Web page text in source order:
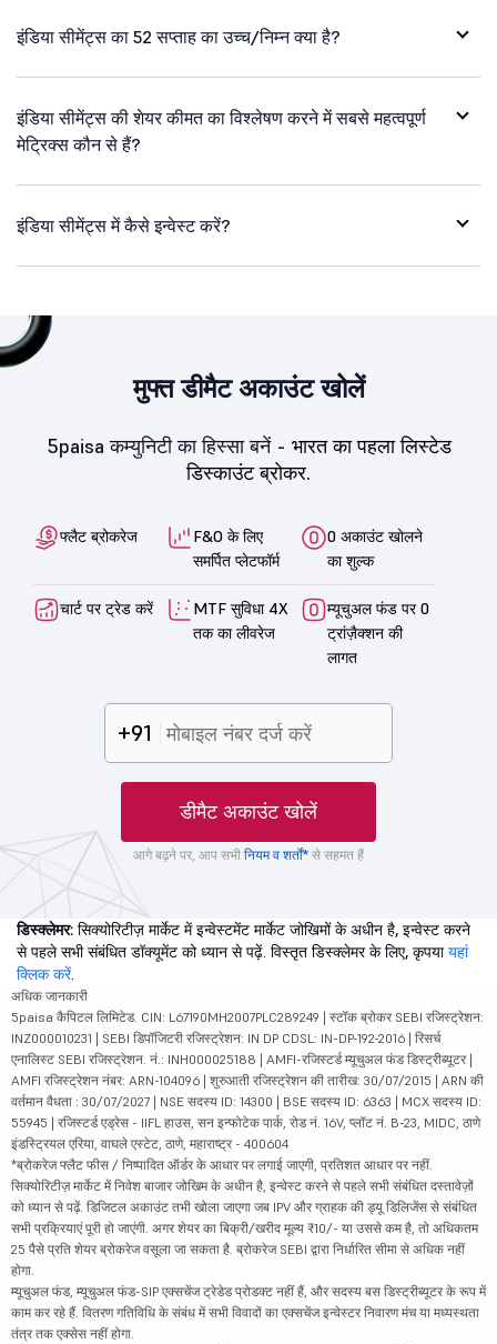
इंडिया सीमेंट्स का 52 सप्ताह का उच्च/निम्न क्या है?
इंडिया सीमेंट्स की शेयर कीमत का विश्लेषण करने में सबसे महत्वपूर्ण
मेट्रिक्स कौन से हैं?
इंडिया सीमेंट्स में कैसे इन्वेस्ट करें?
मुफ्त डीमैट अकाउंट खोलें
5paisa कम्युनिटी का हिस्सा बनें - भारत का पहला लिस्टेड
डिस्काउंट ब्रोकर.
फ्लैट ब्रोकरेज
F&O के लिए
समर्पित प्लेटफॉर्म
0 अकाउंट खोलने
का शुल्क
चार्ट पर ट्रेड करें
MTF सुविधा 4X
तक का लीवरेज
म्यूचुअल फंड पर 0
ट्रांज़ैक्शन की
लागत
+91
डीमैट अकाउंट खोलें
आगे बढ़ने पर, आप सभी नियम व शर्तों* से सहमत हैं
डिस्क्लेमर: सिक्योरिटीज़ मार्केट में इन्वेस्टमेंट मार्केट जोखिमों के अधीन है, इन्वेस्ट करने
से पहले सभी संबंधित डॉक्यूमेंट को ध्यान से पढ़ें. विस्तृत डिस्क्लेमर के लिए, कृपयायहां
क्लिक करें.
अधिक जानकारी
5paisa कैपिटल लिमिटेड. CIN: L67190MH2007PLC289249 | स्टॉक ब्रोकर SEBI रजिस्ट्रेशन:
INZ000010231 | SEBI डिपॉजिटरी रजिस्ट्रेशन: IN DP CDSL: IN-DP-192-2016 | रिसर्च
एनालिस्ट SEBI रजिस्ट्रेशन. नं.: INH000025188 | AMFI-रजिस्टर्ड म्यूचुअल फंड डिस्ट्रीब्यूटर |
AMFI रजिस्ट्रेशन नंबर: ARN-104096 | शुरुआती रजिस्ट्रेशन की तारीख: 30/07/2015 | ARN की
वर्तमान वैधता : 30/07/2027 | NSE सदस्य ID: 14300 | BSE सदस्य ID: 6363 | MCX सदस्य ID:
55945 | रजिस्टर्ड एड्रेस - IIFL हाउस, सन इन्फोटेक पार्क, रोड नं. 16V, प्लॉट नं. B-23, MIDC, ठाणे
इंडस्ट्रियल एरिया, वाघले एस्टेट, ठाणे, महाराष्ट्र - 400604
*ब्रोकरेज फ्लैट फीस / निष्पादित ऑर्डर के आधार पर लगाई जाएगी, प्रतिशत आधार पर नहीं.
सिक्योरिटीज़ मार्केट में निवेश बाजार जोखिम के अधीन है, इन्वेस्ट करने से पहले सभी संबंधित दस्तावेज़ों
को ध्यान से पढ़ें. डिजिटल अकाउंट तभी खोला जाएगा जब IPV और ग्राहक की ड्यू डिलिजेंस से संबंधित
सभी प्रक्रियाएं पूरी हो जाएंगी. अगर शेयर का बिक्री/खरीद मूल्य ₹10/- या उससे कम है, तो अधिकतम
25 पैसे प्रति शेयर ब्रोकरेज वसूला जा सकता है. ब्रोकरेज SEBI द्वारा निर्धारित सीमा से अधिक नहीं
होगा.
म्यूचुअल फंड, म्यूचुअल फंड-SIP एक्सचेंज ट्रेडेड प्रोडक्ट नहीं हैं, और सदस्य बस डिस्ट्रीब्यूटर के रूप में
काम कर रहे हैं. वितरण गतिविधि के संबंध में सभी विवादों का एक्सचेंज इन्वेस्टर निवारण मंच या मध्यस्थता
तंत्र तक एक्सेस नहीं होगा.